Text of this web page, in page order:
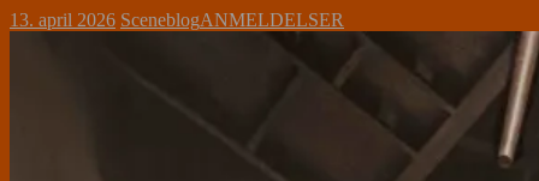
13. april 2026 SceneblogANMELDELSER